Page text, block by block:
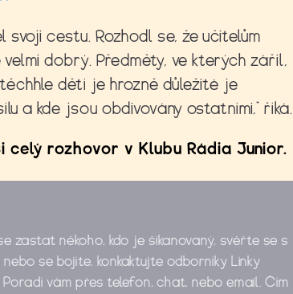
cestu. Rozhodl se, že učitelům
dobrý. Předměty, ve kterých zářil,
těchhle dětí je hrozně důležité je
a kde jsou obdivovány ostatními,“ říká.
rozhovor v Klubu Rádia Junior.
zastat někoho, kdo je šikanovaný, svěřte se s
se bojíte, konkaktujte odborníky Linky
Poradí vám přes telefon, chat, nebo email. Čím